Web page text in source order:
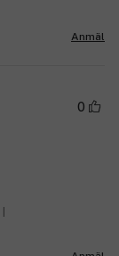
Anmäl
0